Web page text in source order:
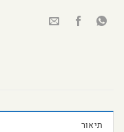
תיאור